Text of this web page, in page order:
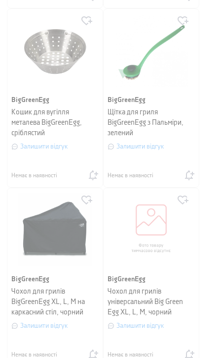
BigGreenEgg
Кошик для вугілля
металева BigGreenEgg,
сріблястий
Залишити відгук
Немає в наявності
BigGreenEgg
Щітка для гриля
BigGreenEgg з Пальміри,
зелений
Залишити відгук
Немає в наявності
BigGreenEgg
Чохол для грилів
BigGreenEgg XL, L, M на
каркасний стіл, чорний
Залишити відгук
Немає в наявності
BigGreenEgg
Чохол для грилів
універсальний Big Green
Egg XL, L, M, чорний
Залишити відгук
Немає в наявності